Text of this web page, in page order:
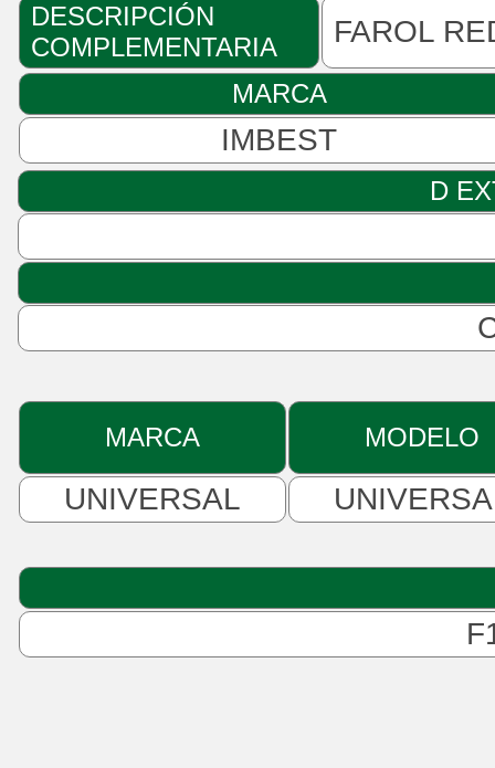
DESCRIPCIÓN
COMPLEMENTARIA
FAROL
MARCA
IMBEST
D
MARCA MODELO
UNIVERSAL